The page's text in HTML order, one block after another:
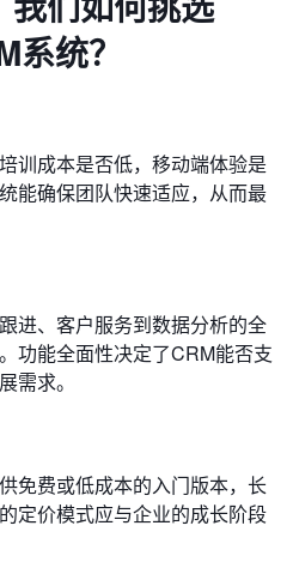
统？
训成本是否低，移动端体验是
能确保团队快速适应，从而最
进、客户服务到数据分析的全
功能全面性决定了CRM能否支
需求。
免费或低成本的入门版本，长
定价模式应与企业的成长阶段